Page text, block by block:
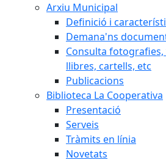
Arxiu Municipal
Definició i
Demana'ns
Consulta fotografies,
llibres, cartells, etc
Publicacions
Biblioteca La Cooperativa
Presentació
Serveis
Tràmits en línia
Novetats